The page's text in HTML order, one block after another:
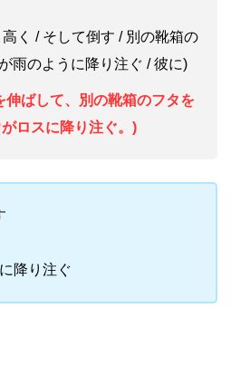
く / そして倒す / 別の靴箱の
雨のように降り注ぐ / 彼に)
伸ばして、別の靴箱のフタを
ロスに降り注ぐ。)
降り注ぐ